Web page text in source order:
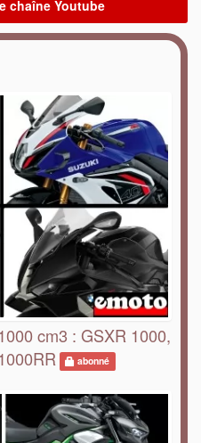
cm3 : GSXR 1000,
abonné